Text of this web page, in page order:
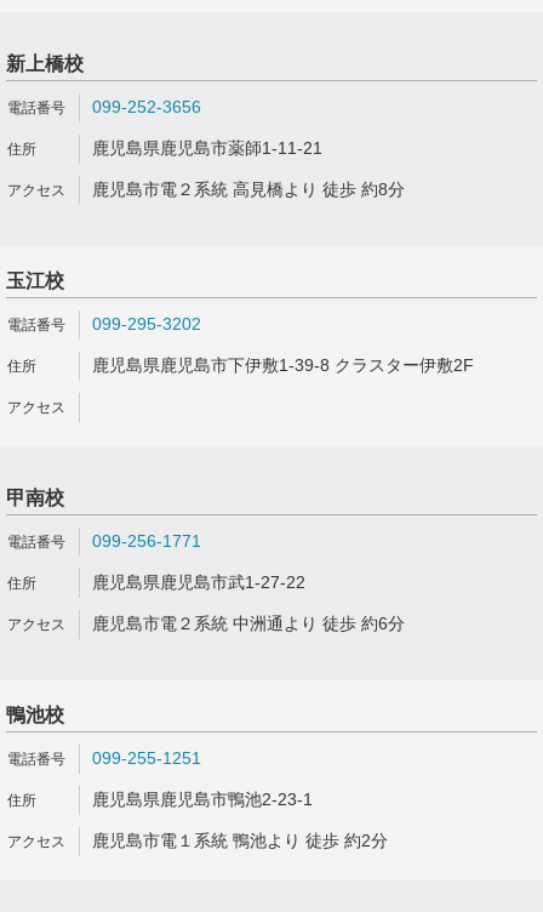
新上橋校
099-252-3656
鹿児島県鹿児島市薬師1-11-21
鹿児島市電２系統 高見橋より 徒歩 約8分
玉江校
099-295-3202
鹿児島県鹿児島市下伊敷1-39-8 クラスター伊敷2F
甲南校
099-256-1771
鹿児島県鹿児島市武1-27-22
鹿児島市電２系統 中洲通より 徒歩 約6分
鴨池校
099-255-1251
鹿児島県鹿児島市鴨池2-23-1
鹿児島市電１系統 鴨池より 徒歩 約2分